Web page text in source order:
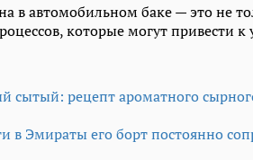
в автомобильном баке — это не
которые могут привести
сытый: рецепт ароматного
в Эмираты его борт постоянно